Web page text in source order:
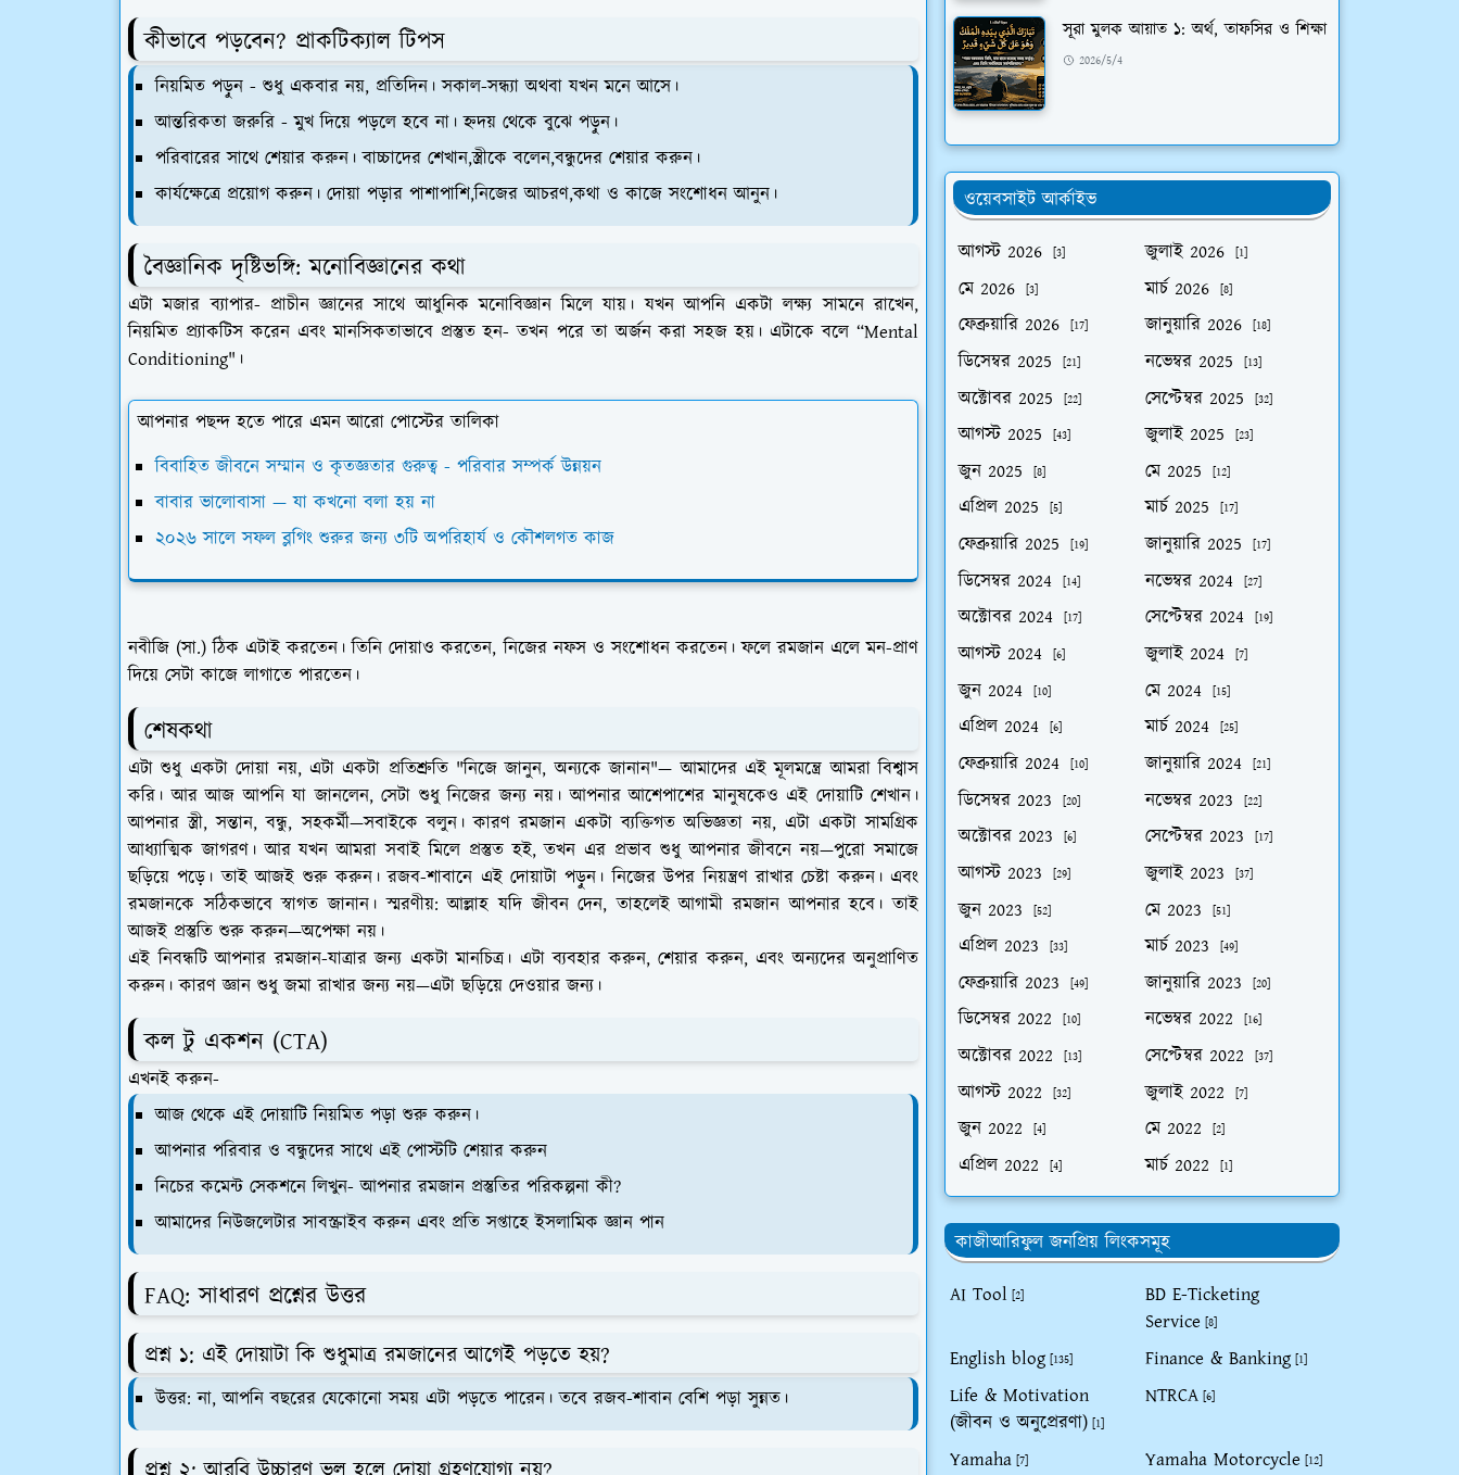
কীভাবে পড়বেন? প্রাকটিক্যাল টিপস
নিয়মিত পড়ুন - শুধু একবার নয়, প্রতিদিন। সকাল-সন্ধ্যা অথবা যখন মনে আসে।
আন্তরিকতা জরুরি - মুখ দিয়ে পড়লে হবে না। হ্নদয় থেকে বুঝে পড়ুন।
পরিবারের সাথে শেয়ার করুন। বাচ্চাদের শেখান,স্ত্রীকে বলেন,বন্ধুদের শেয়ার করুন।
কার্যক্ষেত্রে প্রয়োগ করুন। দোয়া পড়ার পাশাপাশি,নিজের আচরণ,কথা ও কাজে সংশোধন আনুন।
বৈজ্ঞানিক দৃষ্টিভঙ্গি: মনোবিজ্ঞানের কথা
এটা মজার ব্যাপার- প্রাচীন জ্ঞানের সাথে আধুনিক মনোবিজ্ঞান মিলে যায়। যখন আপনি একটা লক্ষ্য সামনে রাখেন,
নিয়মিত প্র্যাকটিস করেন এবং মানসিকতাভাবে প্রস্তুত হন- তখন পরে তা অর্জন করা সহজ হয়। এটাকে বলে “Mental
Conditioning"।
আপনার পছন্দ হতে পারে এমন আরো পোস্টের তালিকা
বিবাহিত জীবনে সম্মান ও কৃতজ্ঞতার গুরুত্ব - পরিবার সম্পর্ক উন্নয়ন
বাবার ভালোবাসা — যা কখনো বলা হয় না
২০২৬ সালে সফল ব্লগিং শুরুর জন্য ৩টি অপরিহার্য ও কৌশলগত কাজ
নবীজি (সা.) ঠিক এটাই করতেন। তিনি দোয়াও করতেন, নিজের নফস ও সংশোধন করতেন। ফলে রমজান এলে মন-প্রাণ
দিয়ে সেটা কাজে লাগাতে পারতেন।
শেষকথা
এটা শুধু একটা দোয়া নয়, এটা একটা প্রতিশ্রুতি "নিজে জানুন, অন্যকে জানান"— আমাদের এই মূলমন্ত্রে আমরা বিশ্বাস
করি। আর আজ আপনি যা জানলেন, সেটা শুধু নিজের জন্য নয়। আপনার আশেপাশের মানুষকেও এই দোয়াটি শেখান।
আপনার স্ত্রী, সন্তান, বন্ধু, সহকর্মী—সবাইকে বলুন। কারণ রমজান একটা ব্যক্তিগত অভিজ্ঞতা নয়, এটা একটা সামগ্রিক
আধ্যাত্মিক জাগরণ। আর যখন আমরা সবাই মিলে প্রস্তুত হই, তখন এর প্রভাব শুধু আপনার জীবনে নয়—পুরো সমাজে
ছড়িয়ে পড়ে। তাই আজই শুরু করুন। রজব-শাবানে এই দোয়াটা পড়ুন। নিজের উপর নিয়ন্ত্রণ রাখার চেষ্টা করুন। এবং
রমজানকে সঠিকভাবে স্বাগত জানান।স্মরণীয়: আল্লাহ যদি জীবন দেন, তাহলেই আগামী রমজান আপনার হবে। তাই
আজই প্রস্তুতি শুরু করুন—অপেক্ষা নয়।
এই নিবন্ধটি আপনার রমজান-যাত্রার জন্য একটা মানচিত্র। এটা ব্যবহার করুন, শেয়ার করুন, এবং অন্যদের অনুপ্রাণিত
করুন। কারণ জ্ঞান শুধু জমা রাখার জন্য নয়—এটা ছড়িয়ে দেওয়ার জন্য।
কল টু একশন (CTA)
এখনই করুন-
আজ থেকে এই দোয়াটি নিয়মিত পড়া শুরু করুন।
আপনার পরিবার ও বন্ধুদের সাথে এই পোস্টটি শেয়ার করুন
নিচের কমেন্ট সেকশনে লিখুন- আপনার রমজান প্রস্তুতির পরিকল্পনা কী?
আমাদের নিউজলেটার সাবস্ক্রাইব করুন এবং প্রতি সপ্তাহে ইসলামিক জ্ঞান পান
FAQ: সাধারণ প্রশ্নের উত্তর
প্রশ্ন ১: এই দোয়াটা কি শুধুমাত্র রমজানের আগেই পড়তে হয়?
উত্তর: না, আপনি বছরের যেকোনো সময় এটা পড়তে পারেন। তবে রজব-শাবান বেশি পড়া সুন্নত।
সূরা মুলক আয়াত ১: অর্থ, তাফসির ও শিক্ষা
2026/5/4
ওয়েবসাইট আর্কাইভ
আগস্ট 2026
[3] জুলাই 2026 [1]
মে 2026 [3] মার্চ 2026 [8]
ফেব্রুয়ারি 2026 [17] জানুয়ারি 2026 [18]
ডিসেম্বর 2025 [21] নভেম্বর 2025 [13]
অক্টোবর 2025 [22] সেপ্টেম্বর 2025 [32]
আগস্ট 2025 [43] জুলাই 2025 [23]
জুন 2025 [8] মে 2025 [12]
এপ্রিল 2025 [5] মার্চ 2025 [17]
ফেব্রুয়ারি 2025 [19] জানুয়ারি 2025 [17]
ডিসেম্বর 2024 [14] নভেম্বর 2024 [27]
অক্টোবর 2024 [17] সেপ্টেম্বর 2024 [19]
আগস্ট 2024 [6] জুলাই 2024 [7]
জুন 2024 [10] মে 2024 [15]
এপ্রিল 2024 [6] মার্চ 2024 [25]
ফেব্রুয়ারি 2024 [10] জানুয়ারি 2024 [21]
ডিসেম্বর 2023 [20] নভেম্বর 2023 [22]
অক্টোবর 2023 [6] সেপ্টেম্বর 2023 [17]
আগস্ট 2023 [29] জুলাই 2023 [37]
জুন 2023 [52] মে 2023 [51]
এপ্রিল 2023 [33] মার্চ 2023 [49]
ফেব্রুয়ারি 2023 [49] জানুয়ারি 2023 [20]
ডিসেম্বর 2022 [10] নভেম্বর 2022 [16]
অক্টোবর 2022 [13] সেপ্টেম্বর 2022 [37]
আগস্ট 2022 [32] জুলাই 2022 [7]
জুন 2022 [4] মে 2022 [2]
এপ্রিল 2022 [4] মার্চ 2022 [1]
কাজীআরিফুল জনপ্রিয় লিংকসমূহ
AI Tool [2]
BD E-Ticketing
Service [8]
English blog [135] Finance & Banking [1]
Life & Motivation
(জীবন ও অনুপ্রেরণা) [1]
NTRCA [6]
Yamaha [7] Yamaha Motorcycle [12]